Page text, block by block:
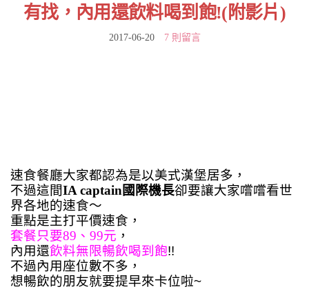
有找，內用還飲料喝到飽!(附影片)
2017-06-20 7 則留言
速食餐廳大家都認為是以美式漢堡居多，
不過這間IA captain國際機長卻要讓大家嚐嚐看世
界各地的速食～
重點是主打平價速食，
套餐只要89、99元 ，
內用還飲料無限暢飲喝到飽!!
不過內用座位數不多，
想暢飲的朋友就要提早來卡位啦~